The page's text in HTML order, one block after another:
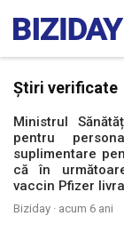
Știri verificate
Ministrul
pentru
suplimentare
că în
vaccin Pfizer
Biziday · acum 6 ani